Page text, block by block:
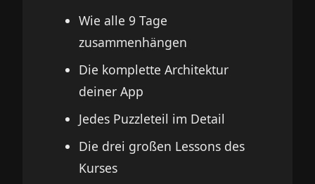
Wie alle 9 Tage
zusammenhängen
Die komplette Architektur
deiner App
Jedes Puzzleteil im Detail
Die drei großen Lessons des
Kurses